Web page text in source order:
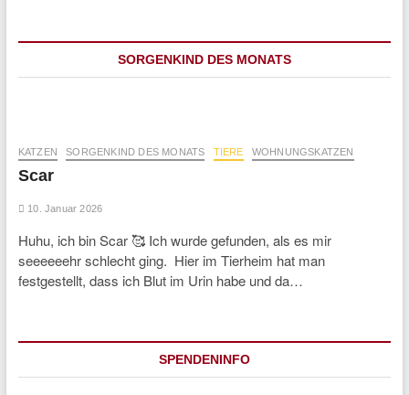
SORGENKIND DES MONATS
KATZEN SORGENKIND DES MONATS TIERE WOHNUNGSKATZEN
Scar
10. Januar 2026
Huhu, ich bin Scar 🥰 Ich wurde gefunden, als es mir
seeeeeehr schlecht ging. Hier im Tierheim hat man
festgestellt, dass ich Blut im Urin habe und da…
SPENDENINFO